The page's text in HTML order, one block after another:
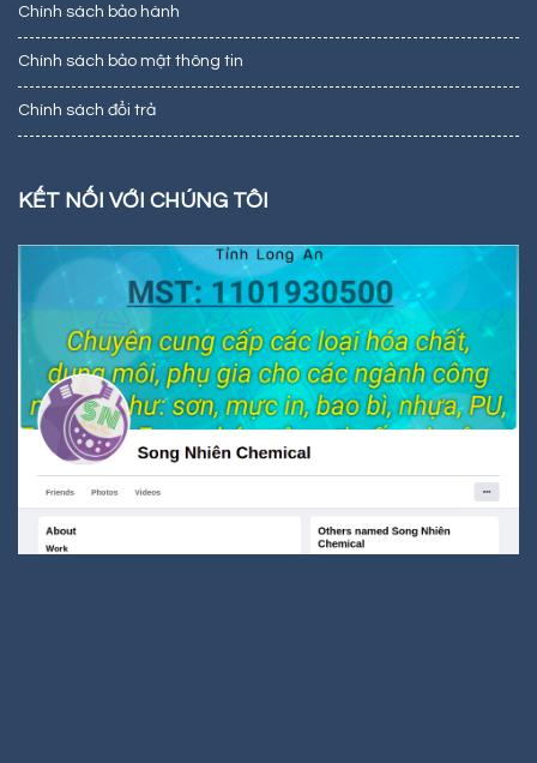
Chính sách bảo hành
Chính sách bảo mật thông tin
Chính sách đổi trả
KẾT NỐI VỚI CHÚNG TÔI